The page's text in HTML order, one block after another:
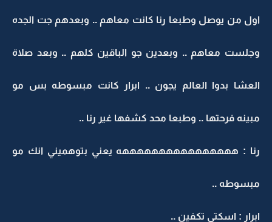
اول من يوصل وطبعا رنا كانت معاهم .. وبعدهم جت الجده
وجلست معاهم .. وبعدين جو الباقين كلهم .. وبعد صلاة
العشا بدوا العالم يجون .. ابرار كانت مبسوطه بس مو
مبينه فرحتها .. وطبعا محد كشفها غير رنا ..
رنا : ههههههههههههههههه يعني بتوهميني انك مو
مبسوطه ..
ابرار : اسكتي تكفين ..